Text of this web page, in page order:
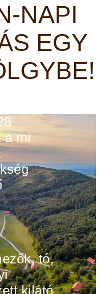
NAPI
EGY
a mi
tó,
kilátó